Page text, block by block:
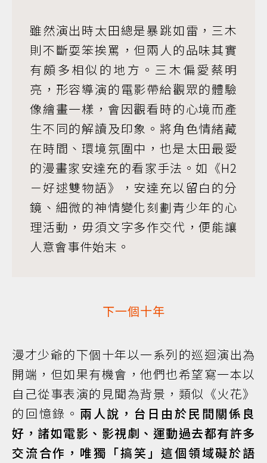
雖然演出時太田總是暴跳如雷，三木
則不斷耍笨挨罵，但兩人的品味其實
有頗多相似的地方。三木偏愛蔡明
亮，形容導演的電影帶給觀眾的體驗
像繪畫一樣，會因觀看時的心境而產
生不同的解讀及印象。將角色情緒藏
在時間、環境氛圍中，也是太田最愛
的漫畫家安達充的看家手法。如《H2
－好逑雙物語》，安達充以留白的分
鏡、細微的神情變化刻劃青少年的心
理活動，毋須文字多作交代，便能讓
人意會事件始末。
下一個十年
漫才少爺的下個十年以一系列的巡迴演出為
開端，但如果有機會，他們也希望寫一本以
自己從事表演的見聞為背景，類似《火花》
的回憶錄。 兩人說，台日由於民間關係良
好，諸如電影、影視劇、運動過去都有許多
交流合作，唯獨「搞笑」這個領域礙於語